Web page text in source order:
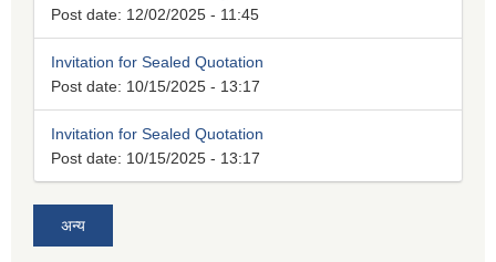
Post date: 12/02/2025 - 11:45
Invitation for Sealed Quotation
Post date: 10/15/2025 - 13:17
Invitation for Sealed Quotation
Post date: 10/15/2025 - 13:17
अन्य